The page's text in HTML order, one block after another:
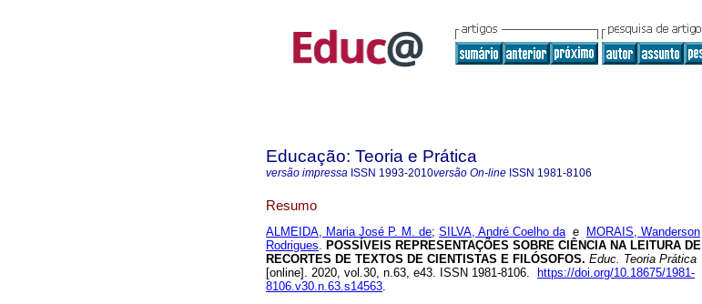
Educação: Teoria e Prática
versão impressa ISSN 1993-2010versão On-line ISSN 1981-8106
Resumo
ALMEIDA, Maria José P. M. de; SILVA, André Coelho dae
MORAIS, Wanderson
Rodrigues. POSSÍVEIS REPRESENTAÇÕES SOBRE CIÊNCIA NA LEITURA DE
RECORTES DE TEXTOS DE CIENTISTAS E FILÓSOFOS. Educ. Teoria Prática
[online]. 2020, vol.30, n.63, e43. ISSN 1981-8106.
https://doi.org/10.18675/1981-
8106.v30.n.63.s14563.